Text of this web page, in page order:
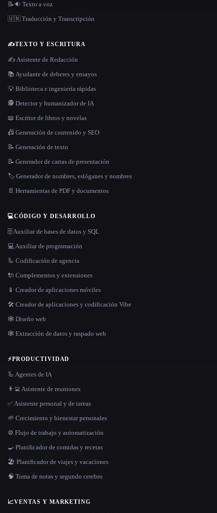
📝🔉 Texto a voz
🇺🇳 Traducción y Transcripción
✍️TEXTO Y ESCRITURA
✍️ Asistente de Redacción
📚 Ayudante de deberes y ensayos
💡 Biblioteca e ingeniería rápidas
🕵️ Detector y humanizador de IA
📖 Escritor de libros y novelas
📠 Generación de contenido y SEO
📝 Generación de texto
📝 Generador de cartas de presentación
🏷️ Generador de nombres, eslóganes y nombres
📄 Herramientas de PDF y documentos
💻CÓDIGO Y DESARROLLO
🗄️ Auxiliar de bases de datos y SQL
💻 Auxiliar de programación
🦾 Codificación de agencia
🔌 Complementos y extensiones
📱 Creador de aplicaciones móviles
🛠️ Creador de aplicaciones y codificación Vibe
🕸 Diseño web
🕸️ Extracción de datos y raspado web
⚡PRODUCTIVIDAD
🦾 Agentes de IA
👨‍💻 Asistente de reuniones
✅ Asistente personal y de tareas
🌱 Crecimiento y bienestar personales
⚙️ Flujo de trabajo y automatización
🍳 Planificador de comidas y recetas
🏖 Planificador de viajes y vacaciones
🧠 Toma de notas y segundo cerebro
📈VENTAS Y MARKETING